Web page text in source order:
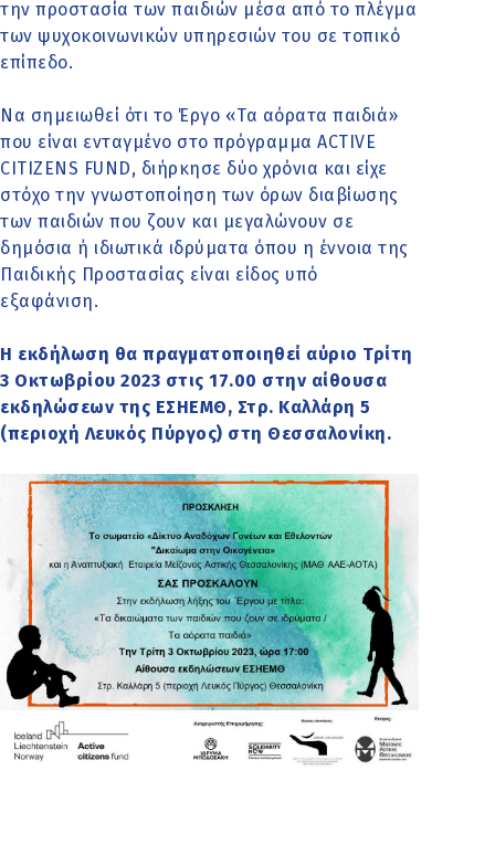
την προστασία των παιδιών μέσα από το πλέγμα
των ψυχοκοινωνικών υπηρεσιών του σε τοπικό
επίπεδο.
Να σημειωθεί ότι το Έργο «Τα αόρατα παιδιά»
που είναι ενταγμένο στο πρόγραμμα ACTIVE
CITIZENS FUND, διήρκησε δύο χρόνια και είχε
στόχο την γνωστοποίηση των όρων διαβίωσης
των παιδιών που ζουν και μεγαλώνουν σε
δημόσια ή ιδιωτικά ιδρύματα όπου η έννοια της
Παιδικής Προστασίας είναι είδος υπό
εξαφάνιση.
Η εκδήλωση θα πραγματοποιηθεί αύριο Τρίτη
3 Οκτωβρίου 2023 στις 17.00 στην αίθουσα
εκδηλώσεων της ΕΣΗΕΜΘ, Στρ. Καλλάρη 5
(περιοχή Λευκός Πύργος) στη Θεσσαλονίκη.